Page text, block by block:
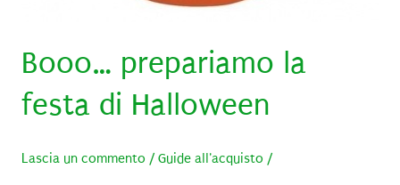
Booo… prepariamo la
festa di Halloween
Lascia un commento / Guide all'acquisto /